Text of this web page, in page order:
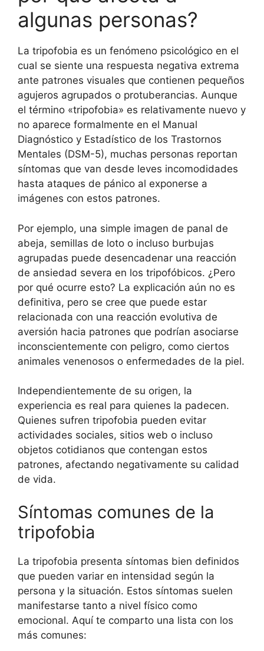
algunas personas?
La tripofobia es un fenómeno psicológico en el
cual se siente una respuesta negativa extrema
ante patrones visuales que contienen pequeños
agujeros agrupados o protuberancias. Aunque
el término «tripofobia» es relativamente nuevo y
no aparece formalmente en el Manual
Diagnóstico y Estadístico de los Trastornos
Mentales (DSM-5), muchas personas reportan
síntomas que van desde leves incomodidades
hasta ataques de pánico al exponerse a
imágenes con estos patrones.
Por ejemplo, una simple imagen de panal de
abeja, semillas de loto o incluso burbujas
agrupadas puede desencadenar una reacción
de ansiedad severa en los tripofóbicos. ¿Pero
por qué ocurre esto? La explicación aún no es
definitiva, pero se cree que puede estar
relacionada con una reacción evolutiva de
aversión hacia patrones que podrían asociarse
inconscientemente con peligro, como ciertos
animales venenosos o enfermedades de la piel.
Independientemente de su origen, la
experiencia es real para quienes la padecen.
Quienes sufren tripofobia pueden evitar
actividades sociales, sitios web o incluso
objetos cotidianos que contengan estos
patrones, afectando negativamente su calidad
de vida.
Síntomas comunes de la
tripofobia
La tripofobia presenta síntomas bien definidos
que pueden variar en intensidad según la
persona y la situación. Estos síntomas suelen
manifestarse tanto a nivel físico como
emocional. Aquí te comparto una lista con los
más comunes: